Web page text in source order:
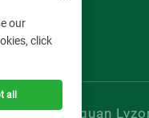
© Dongguan
our
click
all